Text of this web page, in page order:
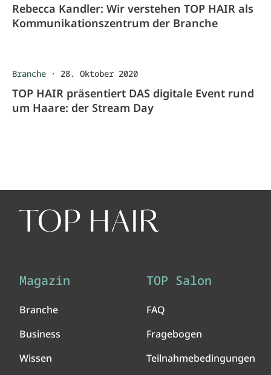
Rebecca Kandler: Wir verstehen TOP HAIR als
Kommunikationszentrum der Branche
Branche · 28. Oktober 2020
TOP HAIR präsentiert DAS digitale Event rund
um Haare: der Stream Day
Magazin
Branche
Business
Wissen
TOP Salon
FAQ
Fragebogen
Teilnahmebedingungen